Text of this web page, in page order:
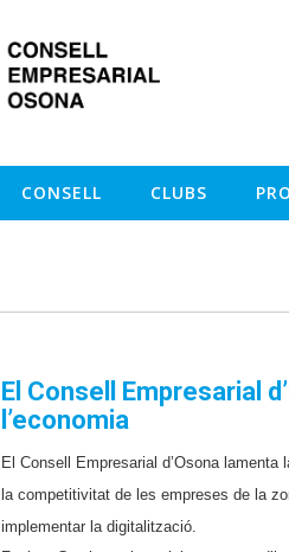
CONSELL CLUBS
El Consell Empresarial
l’economia
El Consell Empresarial d’Osona
la competitivitat de les empreses de la
implementar la digitalització.